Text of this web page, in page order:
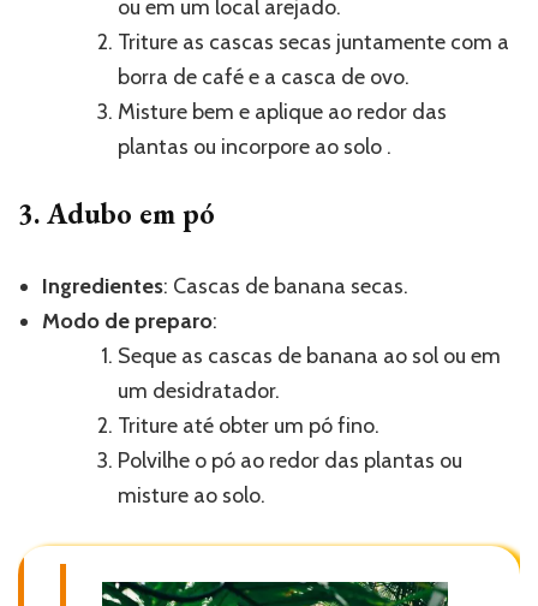
ou em um local arejado.
Triture as cascas secas juntamente com a
borra de café e a casca de ovo.
Misture bem e aplique ao redor das
plantas ou incorpore ao solo .
3. Adubo em pó
Ingredientes: Cascas de banana secas.
Modo de preparo:
Seque as cascas de banana ao sol ou em
um desidratador.
Triture até obter um pó fino.
Polvilhe o pó ao redor das plantas ou
misture ao solo.